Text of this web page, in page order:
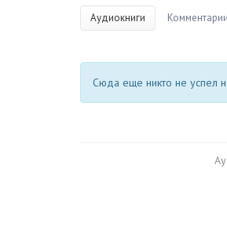
Аудиокниги Комментарии
Сюда еще никто не успел